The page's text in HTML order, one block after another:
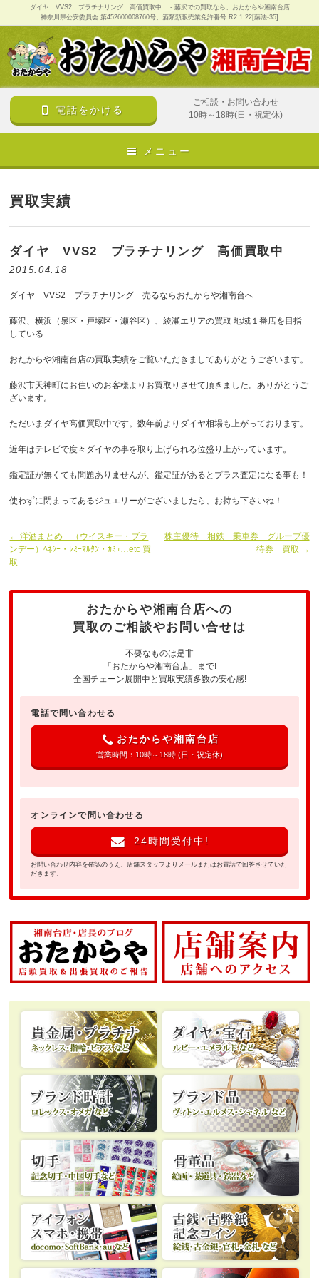
ダイヤ VVS2 プラチナリング 高価買取中 - 藤沢での買取なら、おたからや湘南台店
神奈川県公安委員会 第452600008760号、酒類類販売業免許番号 R2.1.22[藤法-35]
電話をかける
ご相談・お問い合わせ
10時～18時(日・祝定休)
メニュー
買取実績
ダイヤ VVS2 プラチナリング 高価買取中
2015.04.18
ダイヤ VVS2 プラチナリング 売るならおたからや湘南台へ
藤沢、横浜（泉区・戸塚区・瀬谷区）、綾瀬エリアの買取 地域１番店を目指
している
おたからや湘南台店の買取実績をご覧いただきましてありがとうございます。
藤沢市天神町にお住いのお客様よりお買取りさせて頂きました。ありがとうご
ざいます。
ただいまダイヤ高価買取中です。数年前よりダイヤ相場も上がっております。
近年はテレビで度々ダイヤの事を取り上げられる位盛り上がっています。
鑑定証が無くても問題ありませんが、鑑定証があるとプラス査定になる事も！
使わずに閉まってあるジュエリーがございましたら、お持ち下さいね！
← 洋酒まとめ （ウイスキー・ブラ
ンデー）ﾍﾈｼｰ・ﾚﾐｰﾏﾙﾀﾝ・ｶﾐｭ…etc 買
取
株主優待 相鉄 乗車券 グループ優
待券 買取 →
おたからや湘南台店への
買取のご相談やお問い合せは
不要なものは是非
「おたからや湘南台店」まで!
全国チェーン展開中と買取実績多数の安心感!
電話で問い合わせる
おたからや湘南台店
営業時間：10時～18時 (日・祝定休)
オンラインで問い合わせる
24時間受付中!
お問い合わせ内容を確認のうえ、店舗スタッフよりメールまたはお電話で回答させていた
だきます。